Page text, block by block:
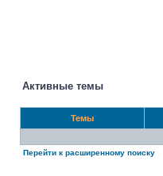
Активные темы
Темы
Перейти к расширенному поиску